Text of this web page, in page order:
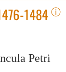
1484 ⓘ
Petri